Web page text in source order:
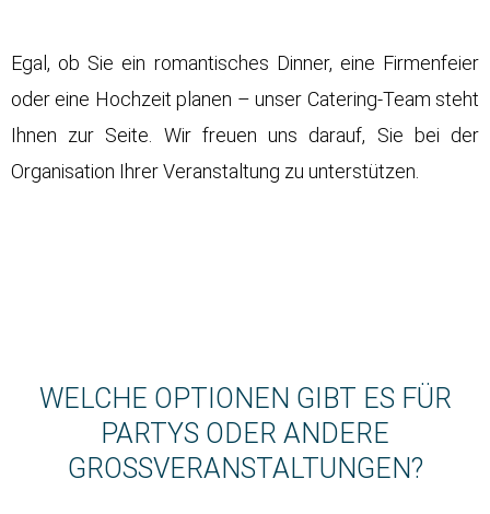
Egal, ob Sie ein romantisches Dinner, eine Firmenfeier
oder eine Hochzeit planen – unser Catering-Team steht
Ihnen zur Seite. Wir freuen uns darauf, Sie bei der
Organisation Ihrer Veranstaltung zu unterstützen.
WELCHE OPTIONEN GIBT ES FÜR
PARTYS ODER ANDERE
GROSSVERANSTALTUNGEN?